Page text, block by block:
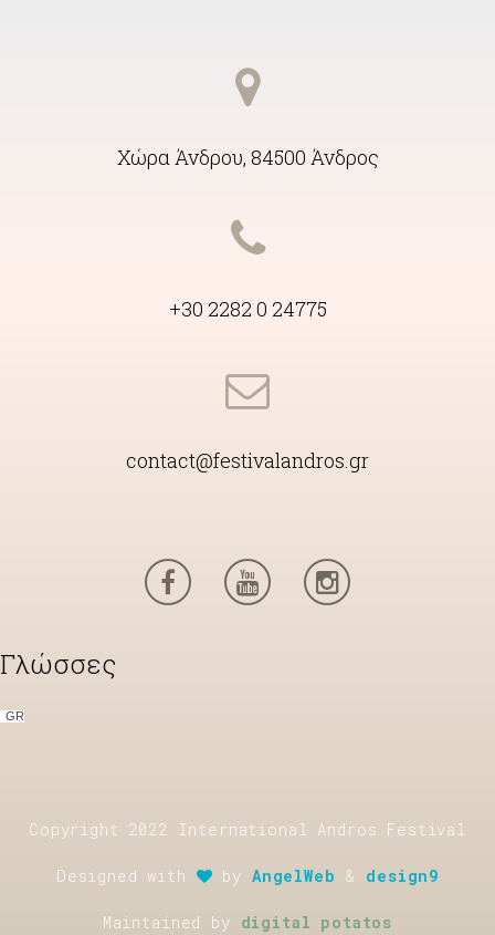
Χώρα Άνδρου, 84500 Άνδρος
+30 2282 0 24775
contact@festivalandros.gr
Γλώσσες
GR
Copyright 2022 International Andros Festival
Designed with by AngelWeb & design9
Maintained by digital potatos